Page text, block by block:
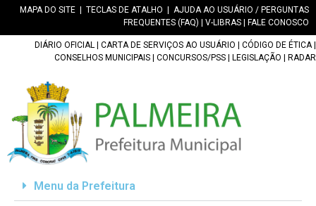
MAPA DO SITE TECLAS DE ATALHO
AJUDA AO USUÁRIO / PERGUNTAS
FREQUENTES (FAQ)
V-LIBRAS FALE CONOSCO
DIÁRIO OFICIAL CARTA DE SERVIÇOS AO USUÁRIO CÓDIGO DE ÉTICA|
CONSELHOS MUNICIPAIS
CONCURSOS/PSS LEGISLAÇÃO RADAR
Menu da Prefeitura